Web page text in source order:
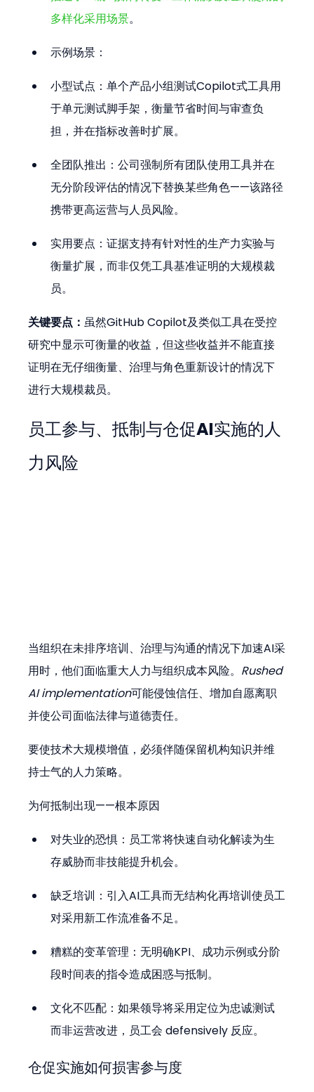
多样化采用场景。
示例场景：
小型试点：单个产品小组测试Copilot式工具用
于单元测试脚手架，衡量节省时间与审查负
担，并在指标改善时扩展。
全团队推出：公司强制所有团队使用工具并在
无分阶段评估的情况下替换某些角色——该路径
携带更高运营与人员风险。
实用要点：证据支持有针对性的生产力实验与
衡量扩展，而非仅凭工具基准证明的大规模裁
员。
关键要点：虽然GitHub Copilot及类似工具在受控
研究中显示可衡量的收益，但这些收益并不能直接
证明在无仔细衡量、治理与角色重新设计的情况下
进行大规模裁员。
员工参与、抵制与仓促AI实施的人
力风险
当组织在未排序培训、治理与沟通的情况下加速AI采
用时，他们面临重大人力与组织成本风险。 Rushed
AI implementation可能侵蚀信任、增加自愿离职
并使公司面临法律与道德责任。
要使技术大规模增值，必须伴随保留机构知识并维
持士气的人力策略。
为何抵制出现——根本原因
对失业的恐惧：员工常将快速自动化解读为生
存威胁而非技能提升机会。
缺乏培训：引入AI工具而无结构化再培训使员工
对采用新工作流准备不足。
糟糕的变革管理：无明确KPI、成功示例或分阶
段时间表的指令造成困惑与抵制。
文化不匹配：如果领导将采用定位为忠诚测试
而非运营改进，员工会 defensively 反应。
仓促实施如何损害参与度